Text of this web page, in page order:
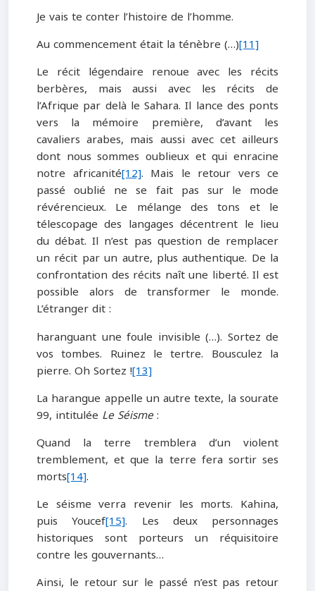
Je vais te conter l’histoire de l’homme.
Au commencement était la ténèbre (…)[11]
Le récit légendaire renoue avec les récits
berbères, mais aussi avec les récits de
l’Afrique par delà le Sahara. Il lance des ponts
vers la mémoire première, d’avant les
cavaliers arabes, mais aussi avec cet ailleurs
dont nous sommes oublieux et qui enracine
notre africanité[12]. Mais le retour vers ce
passé oublié ne se fait pas sur le mode
révérencieux. Le mélange des tons et le
télescopage des langages décentrent le lieu
du débat. Il n’est pas question de remplacer
un récit par un autre, plus authentique. De la
confrontation des récits naît une liberté. Il est
possible alors de transformer le monde.
L’étranger dit :
haranguant une foule invisible (…). Sortez de
vos tombes. Ruinez le tertre. Bousculez la
pierre. Oh Sortez ![13]
La harangue appelle un autre texte, la sourate
99, intitulée Le Séisme:
Quand la terre tremblera d’un violent
tremblement, et que la terre fera sortir ses
morts[14].
Le séisme verra revenir les morts. Kahina,
puis Youcef[15]. Les deux personnages
historiques sont porteurs un réquisitoire
contre les gouvernants…
Ainsi, le retour sur le passé n’est pas retour